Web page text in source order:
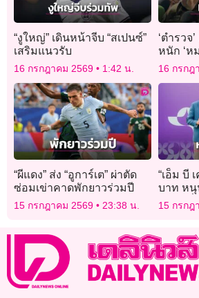
“งูใหญ่” เดินหน้าจีบ “สเปนซ์”
เสริมแนวรับ
16 กรกฎาคม 2569 1:42 น.
‘ตำรวจ
หนัก ‘ห
เจ้าพนัก
ลือ-เสื้อเ
16 กรกฎ
“ผีแดง” ส่ง “อูการ์เต” ผ่าตัด
ซ่อมเข่าคาดพักยาวร่วมปี
15 กรกฎาคม 2569 23:38 น.
“เอ็ม บี
บาท หนุ
ไทย” เ
กอล์ฟไท
15 กรกฎ